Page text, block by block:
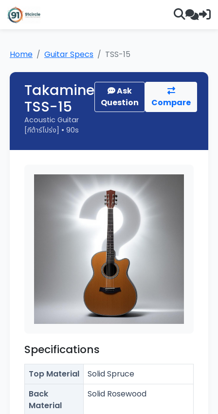
Home Guitar Specs TSS-15
Takamine
TSS-15
Acoustic Guitar
[กีต้าร์โปร่ง] • 90s
Ask
Question
Compare
Specifications
Top Material
Solid Spruce
Back
Material
Solid Rosewood